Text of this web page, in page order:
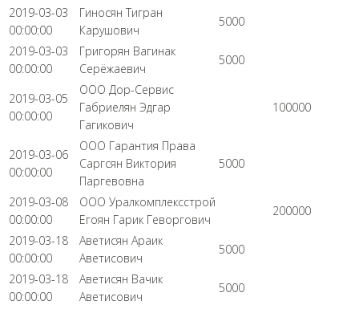
2019-03-03
00:00:00
Гиносян Тигран
Карушович
5000
2019-03-03
00:00:00
Григорян Вагинак
Серёжаевич
5000
2019-03-05
00:00:00
ООО Дор-Сервис
Габриелян Эдгар
Гагикович
100000
2019-03-06
00:00:00
ООО Гарантия Права
Саргсян Виктория
Паргевовна
5000
2019-03-08
00:00:00
ООО Уралкомплексстрой
Егоян Гарик Геворгович
200000
2019-03-18
00:00:00
Аветисян Араик
Аветисович
5000
2019-03-18
00:00:00
Аветисян Вачик
Аветисович
5000